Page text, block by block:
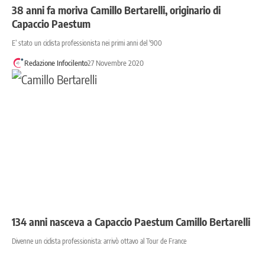
38 anni fa moriva Camillo Bertarelli, originario di
Capaccio Paestum
E’ stato un ciclista professionista nei primi anni del '900
Redazione Infocilento27 Novembre 2020
134 anni nasceva a Capaccio Paestum Camillo Bertarelli
Divenne un ciclista professionista: arrivò ottavo al Tour de France